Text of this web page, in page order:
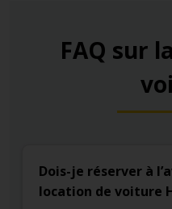
FAQ sur
Dois-je réserver à
location de voiture